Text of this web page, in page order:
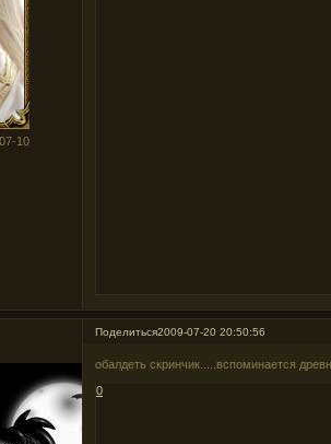
10
Поделиться2009-07-20 20:50:56
обалдеть скринчик.....вспоминается
0